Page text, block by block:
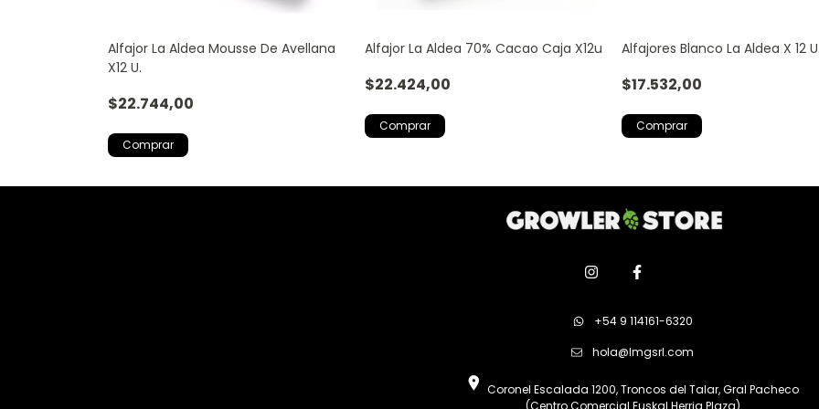
Alfajor La Aldea Mousse De Avellana
X12 U.
$22.744,00
Alfajor La Aldea 70% Cacao Caja X12u
$22.424,00
Alfajores Blanco La Aldea X 12 U.
$17.532,00
+54 9 114161-6320
hola@lmgsrl.com
Coronel Escalada 1200, Troncos del Talar, Gral Pacheco
(Centro Comercial Euskal Herria Plaza)